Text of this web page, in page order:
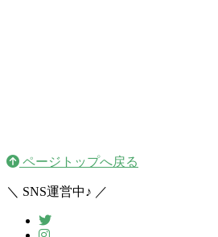
ページトップへ戻る
＼ SNS運営中♪ ／